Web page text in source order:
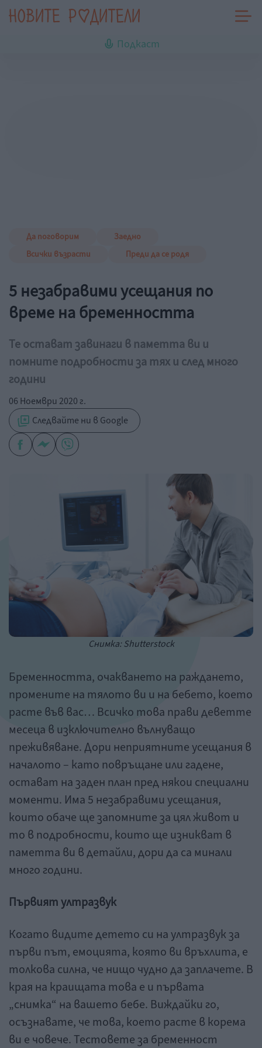
Подкаст
Да поговорим
Заедно
Всички възрасти
Преди да се родя
5 незабравими усещания по
време на бременността
Те остават завинаги в паметта ви и
помните подробности за тях и след много
години
06 Ноември 2020 г.
Следвайте ни в Google
Снимка: Shutterstock
Бременността, очакването на раждането,
промените на тялото ви и на бебето, което
расте във вас… Всичко това прави деветте
месеца в изключително вълнуващо
преживяване. Дори неприятните усещания в
началото – като повръщане или гадене,
остават на заден план пред някои специални
моменти. Има 5 незабравими усещания,
които обаче ще запомните за цял живот и
то в подробности, които ще изникват в
паметта ви в детайли, дори да са минали
много години.
Първият ултразвук
Когато видите детето си на ултразвук за
първи път, емоцията, която ви връхлита, е
толкова силна, че нищо чудно да заплачете. В
края на краищата това е и първата
„снимка“ на вашето бебе. Виждайки го,
осъзнавате, че това, което расте в корема
ви е човече. Тестовете за бременност